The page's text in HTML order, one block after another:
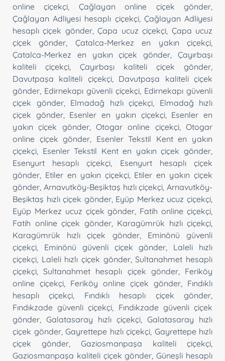
online çiçekçi
Çağlayan online çiçek gönder
Çağlayan Adliyesi hesaplı çiçekçi, Çağlayan Adliyesi
hesaplı çiçek gönder,Çapa ucuz çiçekçi Çapa ucuz
çiçek gönder
Çatalca-Merkez en yakın çiçekçi
Çatalca-Merkez en yakın çiçek gönder ,Çayırbaşı
kaliteli çiçekçi
Çayırbaşı kaliteli çiçek gönder
Davutpaşa kaliteli çiçekçi, Davutpaşa kaliteli çiçek
gönder Edirnekapı güvenli çiçekçi Edirnekapı güvenli
çiçek gönder, Elmadağ hızlı çiçekçi
Elmadağ hızlı
çiçek gönder, Esenler en yakın çiçekçi, Esenler en
yakın çiçek gönder,Otogar online çiçekçi,Otogar
online çiçek gönder
Esenler Tekstil Kent en yakın
çiçekçi
Esenler Tekstil Kent en yakın çiçek gönder
Esenyurt hesaplı çiçekçi
Esenyurt hesaplı çiçek
gönder Etiler en yakın çiçekçi, Etiler en yakın çiçek
gönder Arnavutköy-Beşiktaş hızlı çiçekçi Arnavutköy-
Beşiktaş hızlı çiçek gönder, Eyüp Merkez ucuz çiçekçi
Eyüp Merkez ucuz çiçek gönder Fatih online çiçekçi
Fatih online çiçek gönder, Karagümrük hızlı çiçekçi
Karagümrük hızlı çiçek gönder, Eminönü güvenli
çiçekçi
Eminönü güvenli çiçek gönder
Laleli hızlı
çiçekçi Laleli hızlı çiçek gönder,Sultanahmet hesaplı
çiçekçi ,Sultanahmet hesaplı çiçek gönder, Feriköy
online çiçekçi
Feriköy online çiçek gönder
Fındıklı
hesaplı çiçekçi
Fındıklı hesaplı çiçek gönder
Fındıkzade güvenli çiçekçi
Fındıkzade güvenli çiçek
gönder
Galatasaray hızlı çiçekçi
Galatasaray hızlı
çiçek gönder, Gayrettepe hızlı çiçekçi Gayrettepe hızlı
çiçek gönder
Gaziosmanpaşa kaliteli çiçekçi
Gaziosmanpaşa kaliteli çiçek gönder ,Güneşli hesaplı